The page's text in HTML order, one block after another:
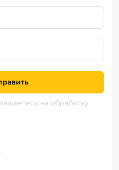
на обработку